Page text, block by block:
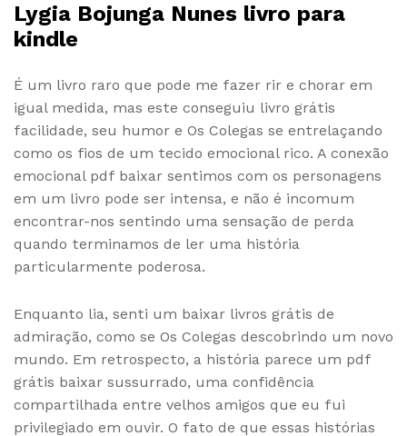
Lygia Bojunga Nunes livro para
kindle
É um livro raro que pode me fazer rir e chorar em
igual medida, mas este conseguiu livro grátis
facilidade, seu humor e Os Colegas se entrelaçando
como os fios de um tecido emocional rico. A conexão
emocional pdf baixar sentimos com os personagens
em um livro pode ser intensa, e não é incomum
encontrar-nos sentindo uma sensação de perda
quando terminamos de ler uma história
particularmente poderosa.
Enquanto lia, senti um baixar livros grátis de
admiração, como se Os Colegas descobrindo um novo
mundo. Em retrospecto, a história parece um pdf
grátis baixar sussurrado, uma confidência
compartilhada entre velhos amigos que eu fui
privilegiado em ouvir. O fato de que essas histórias